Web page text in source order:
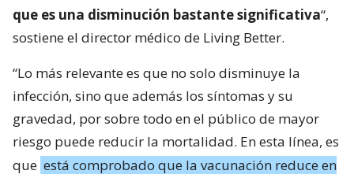
que es una disminución bastante significativa“,
sostiene el director médico de Living Better.
“Lo más relevante es que no solo disminuye la
infección, sino que además los síntomas y su
gravedad, por sobre todo en el público de mayor
riesgo puede reducir la mortalidad. En esta línea, es
que está comprobado que la vacunación reduce en